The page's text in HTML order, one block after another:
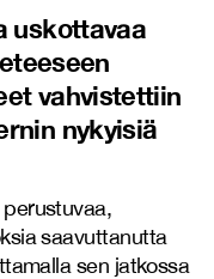
uskottavaa
vahvistettiin
nykyisiä
saavuttanutta
sen jatkossa